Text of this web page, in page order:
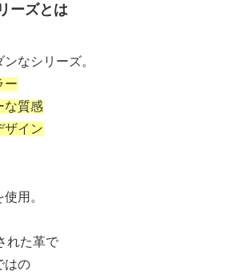
ーズとは
なシリーズ。
ー
な質感
ザイン
用。
れた革で
はの